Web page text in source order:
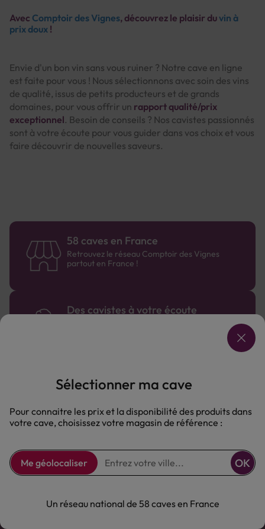
Avec Comptoir des Vignes, découvrez le plaisir duvin à
prix doux !
Envie d'un bon vin sans vous ruiner ? Notre cave en ligne
est faite pour vous ! Nous sélectionnons avec soin des vins
de qualité, issus de petits producteurs et de grands
domaines, pour vous offrir un rapport qualité/prix
exceptionnel. Besoin de conseils ? Nos cavistes passionnés
sont à votre écoute pour vous guider dans vos choix et vous
faire découvrir de nouvelles saveurs.
58 caves en France
Retrouvez le réseau Comptoir des Vignes
partout en France !
Des cavistes à votre écoute
Bénéficiez de conseils sur-mesure et repartez
Sélectionner ma cave
Pour connaitre les prix et la disponibilité des produits dans
votre cave, choisissez votre magasin de référence :
Me géolocaliser OK
Un réseau national de 58 caves en France